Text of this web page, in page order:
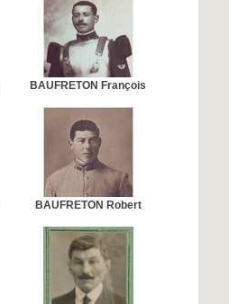
BAUFRETON François
BAUFRETON Robert